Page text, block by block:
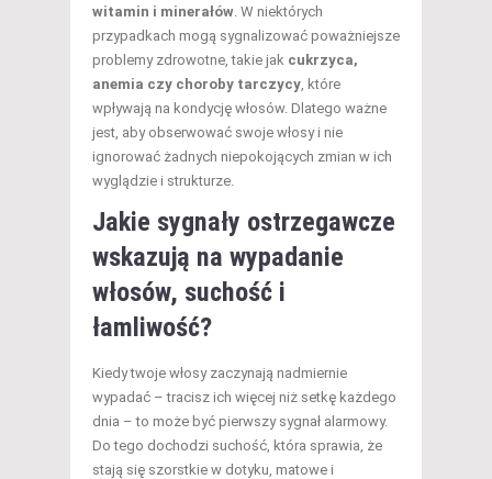
witamin i minerałów . W niektórych
przypadkach mogą sygnalizować poważniejsze
problemy zdrowotne, takie jak cukrzyca,
anemia czy choroby tarczycy , które
wpływają na kondycję włosów. Dlatego ważne
jest, aby obserwować swoje włosy i nie
ignorować żadnych niepokojących zmian w ich
wyglądzie i strukturze.
Jakie sygnały ostrzegawcze
wskazują na wypadanie
włosów, suchość i
łamliwość?
Kiedy twoje włosy zaczynają nadmiernie
wypadać – tracisz ich więcej niż setkę każdego
dnia – to może być pierwszy sygnał alarmowy.
Do tego dochodzi suchość, która sprawia, że
stają się szorstkie w dotyku, matowe i